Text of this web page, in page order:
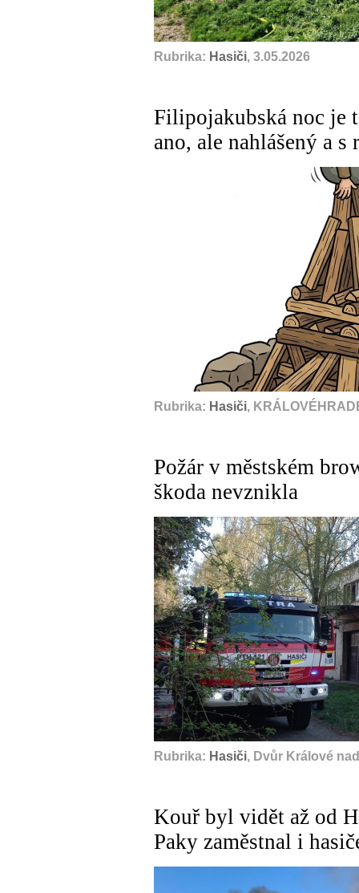
Rubrika: Hasiči, 3.05.2026
Filipojakubská noc je
ano, ale nahlášený a s
Rubrika: Hasiči,
Požár v městském
škoda nevznikla
Rubrika: Hasiči, Dvůr Králové
Kouř byl vidět až od
Paky zaměstnal i